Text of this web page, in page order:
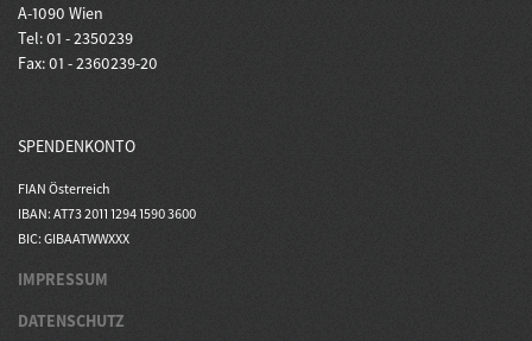
A-1090 Wien
Tel: 01 - 2350239
Fax: 01 - 2360239-20
SPENDENKONTO
FIAN Österreich
IBAN: AT73 2011 1294 1590 3600
BIC: GIBAATWWXXX
IMPRESSUM
DATENSCHUTZ